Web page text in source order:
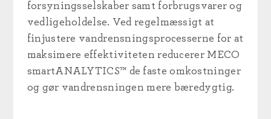
forsyningsselskaber samt forbrugsvarer og
vedligeholdelse. Ved regelmæssigt at
finjustere vandrensningsprocesserne for at
maksimere effektiviteten reducerer MECO
smartANALYTICS™ de faste omkostninger
og gør vandrensningen mere bæredygtig.